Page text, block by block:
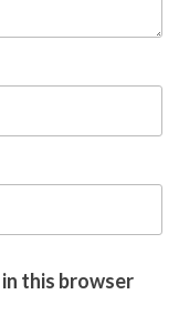
in this browser